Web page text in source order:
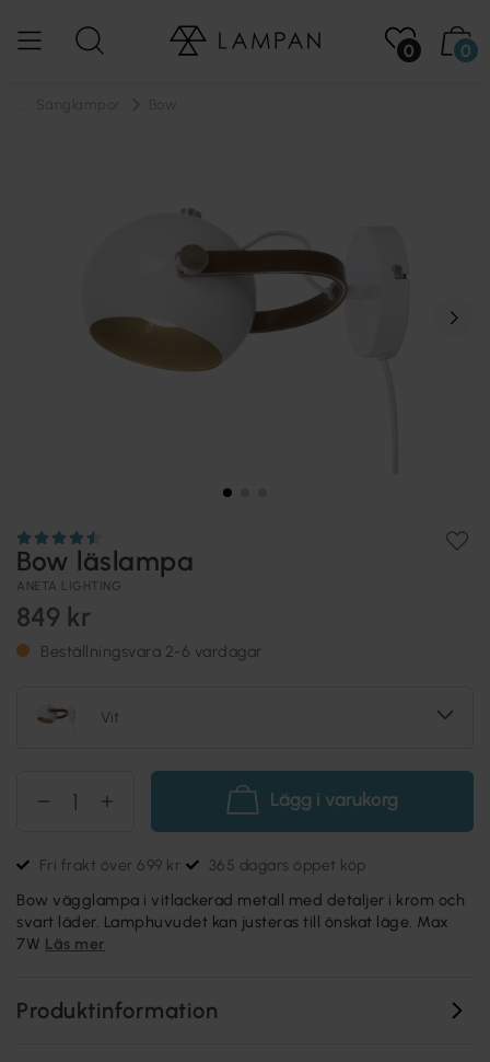
0 0
Bow läslampa
ANETA LIGHTING
849 kr
Beställningsvara 2-6 vardagar
Vit
Lägg i varukorg
Fri frakt över 699 kr 365 dagars öppet köp
Bow vägglampa i vitlackerad metall med detaljer i krom och
svart läder. Lamphuvudet kan justeras till önskat läge. Max
7W Läs mer
Produktinformation